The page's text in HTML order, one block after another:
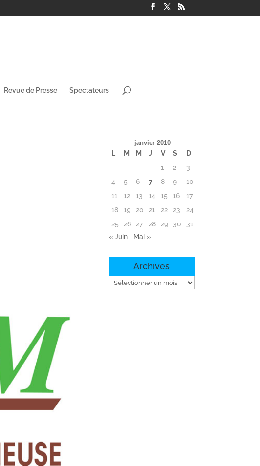
Revue de Presse Spectateurs
janvier 2010
L M M J V S
D
1
2
3
4
5 6 7 8 9
10
11
12 13 14 15 16
17
18
19 20 21 22 23
24
25
26 27 28 29 30
31
« Juin
Mai »
Archives
Archives